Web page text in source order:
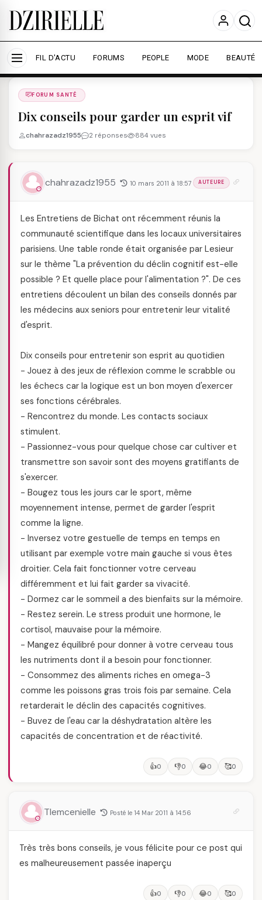
Nous utilisons des cookies pour améliorer votre
expérience et mesurer l'audience.
En savoir plus
Accepter tout Personnaliser
FIL D'ACTU FORUMS PEOPLE MODE BEAUTÉ
Forums
FORUM SANTÉ
Dix conseils pour garder un esprit vif
chahrazadz1955 2 réponses 884 vues
chahrazadz1955 10 mars 2011 à 18:57 AUTEURE
Les Entretiens de Bichat ont récemment réunis la
communauté scientifique dans les locaux universitaires
parisiens. Une table ronde était organisée par Lesieur
sur le thème "La prévention du déclin cognitif est-elle
possible ? Et quelle place pour l'alimentation ?". De ces
entretiens découlent un bilan des conseils donnés par
les médecins aux seniors pour entretenir leur vitalité
d'esprit.
Dix conseils pour entretenir son esprit au quotidien
- Jouez à des jeux de réflexion comme le scrabble ou
les échecs car la logique est un bon moyen d'exercer
ses fonctions cérébrales.
- Rencontrez du monde. Les contacts sociaux
stimulent.
- Passionnez-vous pour quelque chose car cultiver et
transmettre son savoir sont des moyens gratifiants de
s'exercer.
- Bougez tous les jours car le sport, même
moyennement intense, permet de garder l'esprit
comme la ligne.
- Inversez votre gestuelle de temps en temps en
utilisant par exemple votre main gauche si vous êtes
droitier. Cela fait fonctionner votre cerveau
différemment et lui fait garder sa vivacité.
- Dormez car le sommeil a des bienfaits sur la mémoire.
- Restez serein. Le stress produit une hormone, le
cortisol, mauvaise pour la mémoire.
- Mangez équilibré pour donner à votre cerveau tous
les nutriments dont il a besoin pour fonctionner.
- Consommez des aliments riches en omega-3
comme les poissons gras trois fois par semaine. Cela
retarderait le déclin des capacités cognitives.
- Buvez de l'eau car la déshydratation altère les
capacités de concentration et de réactivité.
👍0 👎0 😂0 🥰0
Tlemcenielle Posté le 14 Mar 2011 à 14:56
Très très bons conseils, je vous félicite pour ce post qui
es malheureusement passée inaperçu
👍0 👎0 😂0 🥰0